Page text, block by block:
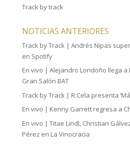
Track by track
NOTICIAS ANTERIORES
Track by Track | Andrés Nipas
en Spotify
En vivo | Alejandro Londoño llega
Gran Salón BAT
Track by Track | R.Cela presenta
En vivo | Kenny Garrett regresa a
En vivo | Titae Lindl, Christian
Pérez en La Vinocracia